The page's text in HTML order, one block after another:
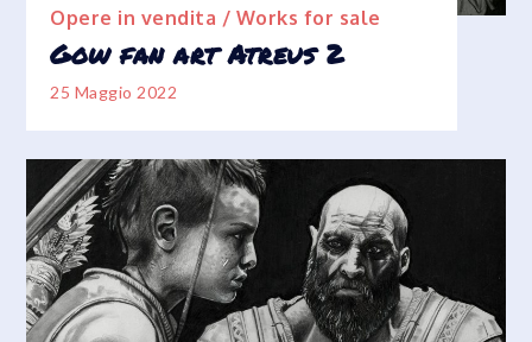
Opere in vendita / Works for sale
Gow fan art Atreus 2
25 Maggio 2022